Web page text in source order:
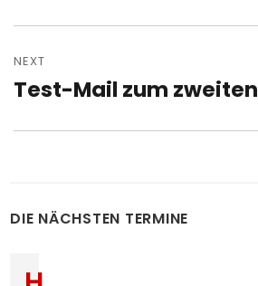
NEXT
Next
Test-Mail zum zweiten
DIE NÄCHSTEN TERMINE